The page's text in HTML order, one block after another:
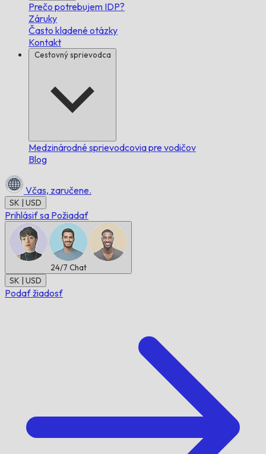
Prečo potrebujem IDP?
Záruky
Často kladené otázky
Kontakt
Cestovný sprievodca
Medzinárodné sprievodcovia pre vodičov
Blog
Včas, zaručene.
SK | USD
Prihlásiť sa Požiadať
24/7 Chat
SK | USD
Podať žiadosť